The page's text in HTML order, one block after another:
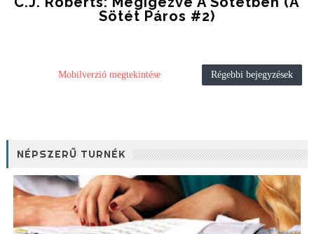
Sötét Páros #2)
Régebbi bejegyzések
Mobilverzió megtekintése
NÉPSZERŰ TURNÉK